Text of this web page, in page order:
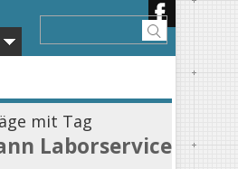
mit Tag
Laborservice